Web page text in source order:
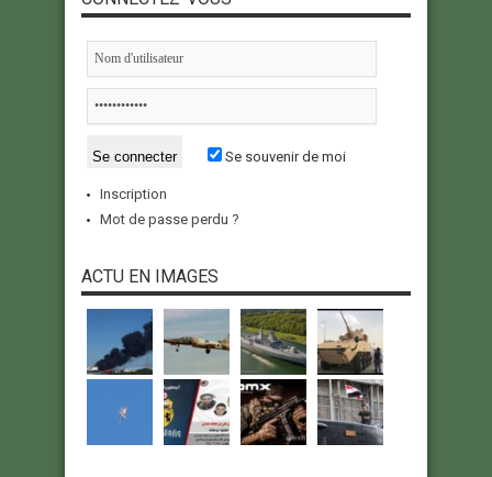
Se souvenir de moi
Inscription
Mot de passe perdu ?
ACTU EN IMAGES